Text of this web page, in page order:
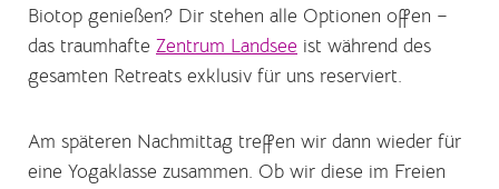
Biotop genießen? Dir stehen alle Optionen offen –
das traumhafte Zentrum Landsee ist während des
gesamten Retreats exklusiv für uns reserviert.
Am späteren Nachmittag treffen wir dann wieder für
eine Yogaklasse zusammen. Ob wir diese im Freien